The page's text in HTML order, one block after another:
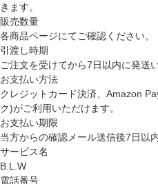
きます。
販売数量
各商品ページにてご確認ください。
引渡し時期
ご注文を受けてから7日以内に発送
お支払い方法
クレジットカード決済、Amazon
ク)がご利用いただけます。
お支払い期限
当方からの確認メール送信後7日以
サービス名
B.L.W
電話番号